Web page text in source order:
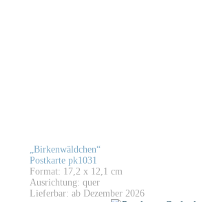
„Birkenwäldchen“
Postkarte pk1031
Format: 17,2 x 12,1 cm
Ausrichtung: quer
Lieferbar: ab Dezember 2026